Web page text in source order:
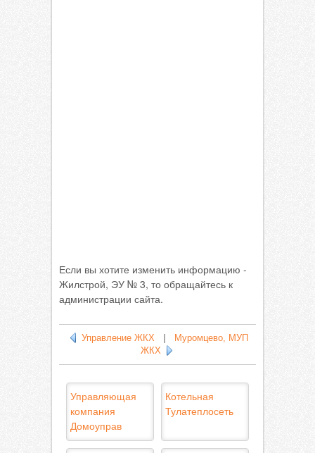
Если вы хотите изменить информацию -
Жилстрой, ЭУ № 3, то обращайтесь к
администрации сайта.
Управление ЖКХ|
Муромцево, МУП
ЖКХ
Управляющая
компания
Домоуправ
Котельная
Тулатеплосеть